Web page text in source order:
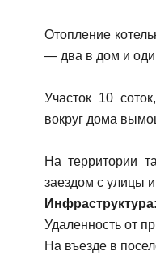
Отопление
— два в дом и
Участок 10
вокруг дома
На территории
заездом с улицы
Инфраструктура:
Удаленность от
На въезде в